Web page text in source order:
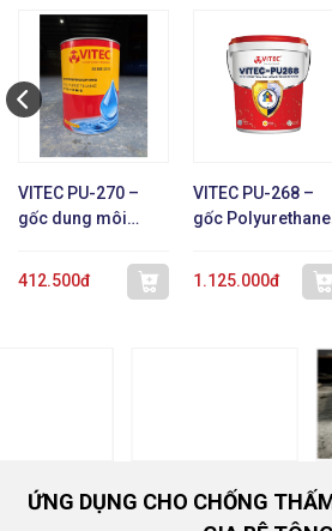
VITEC PU-270 –
gốc dung môi
412.500đ
VITEC PU-268 –
gốc Polyurethane
1.125.000đ
ỨNG DỤNG CHO CHỐNG